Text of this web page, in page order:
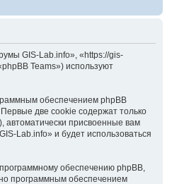
GIS-Lab.info», «https://gis-
Teams») используют
обеспечением phpBB
две cookie содержат только
присвоенные вам
Lab.info» и будет использоваться
обеспечению phpBB,
программным обеспечением